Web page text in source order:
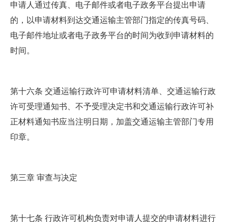
申请人通过传真、电子邮件或者电子政务平台提出申请
的，以申请材料到达交通运输主管部门指定的传真号码、
电子邮件地址或者电子政务平台的时间为收到申请材料的
时间。
第十六条 交通运输行政许可申请材料清单、交通运输行政
许可受理通知书、不予受理决定书和交通运输行政许可补
正材料通知书应当注明日期，加盖交通运输主管部门专用
印章。
第三章 审查与决定
第十七条 行政许可机构负责对申请人提交的申请材料进行